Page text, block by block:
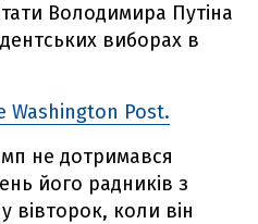
Володимира Путіна
виборах в
Washington Post.
не дотримався
його радників з
вівторок, коли він